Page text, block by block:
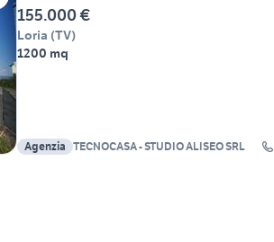
155.000 €
Loria (TV)
1200 mq
Agenzia TECNOCASA - STUDIO ALISEO SRL